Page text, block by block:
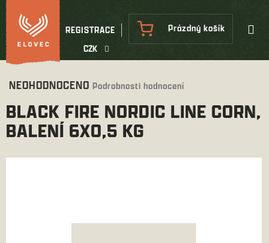
Přejít
na
obsah
CZK
REGISTRACE
NÁKUPNÍ
KOŠÍK
Prázdný košík
Průměrné
produktu
je
0,0
NEOHODNOCENO Podrobnosti hodnocení
BLACK FIRE NORDIC LINE CORN,
BALENÍ 6X0,5 KG